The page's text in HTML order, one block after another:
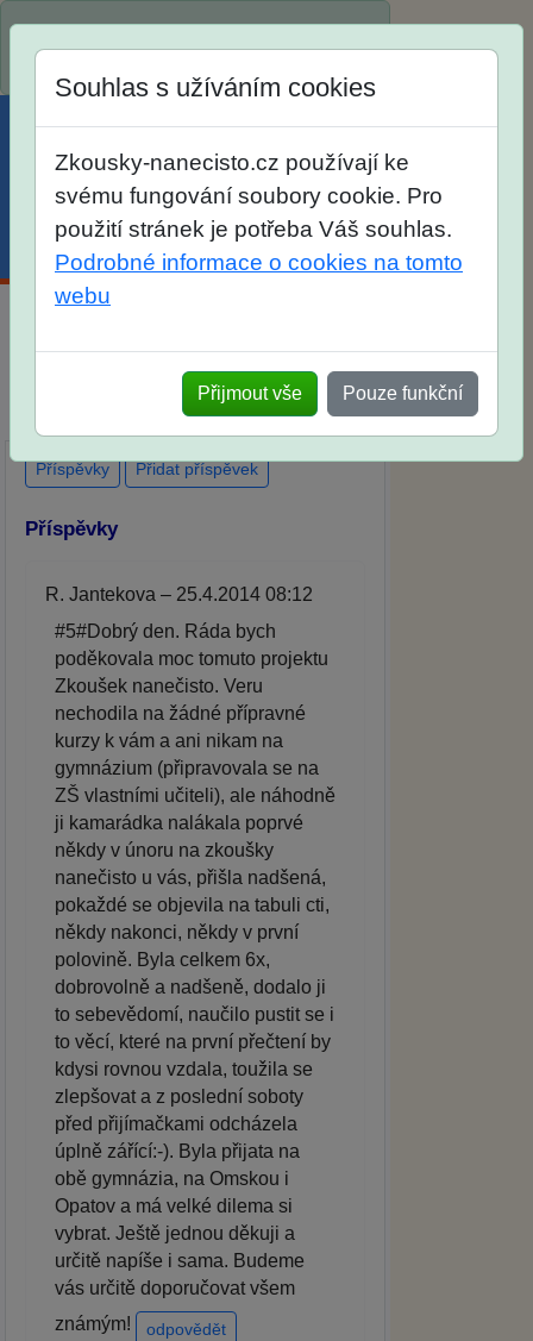
SŠ? Vaše ohlasy po skutečných
přijímacích zkouškách
Souhlas s užíváním cookies
Zkousky-nanecisto.cz používají ke
svému fungování soubory cookie. Pro
použití stránek je potřeba Váš souhlas.
Podrobné informace o cookies na tomto
webu
Přijmout vše Pouze funkční
Příspěvky Přidat příspěvek
Příspěvky
R. Jantekova – 25.4.2014 08:12
#5#Dobrý den. Ráda bych
poděkovala moc tomuto projektu
Zkoušek nanečisto. Veru
nechodila na žádné přípravné
kurzy k vám a ani nikam na
gymnázium (připravovala se na
ZŠ vlastními učiteli), ale náhodně
ji kamarádka nalákala poprvé
někdy v únoru na zkoušky
nanečisto u vás, přišla nadšená,
pokaždé se objevila na tabuli cti,
někdy nakonci, někdy v první
polovině. Byla celkem 6x,
dobrovolně a nadšeně, dodalo ji
to sebevědomí, naučilo pustit se i
to věcí, které na první přečtení by
kdysi rovnou vzdala, toužila se
zlepšovat a z poslední soboty
před přijímačkami odcházela
úplně zářící:-). Byla přijata na
obě gymnázia, na Omskou i
Opatov a má velké dilema si
vybrat. Ještě jednou děkuji a
určitě napíše i sama. Budeme
vás určitě doporučovat všem
známým!
odpovědět